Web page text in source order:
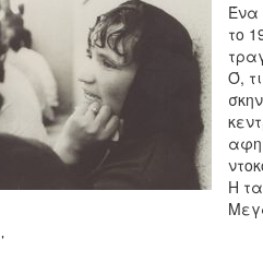
Ένα
το
Ό,
Η
’